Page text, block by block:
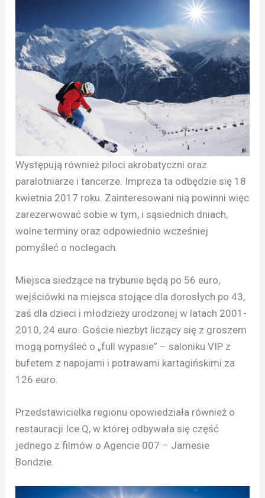
Występują również piloci akrobatyczni oraz
paralotniarze i tancerze. Impreza ta odbędzie się 18
kwietnia 2017 roku. Zainteresowani nią powinni więc
zarezerwować sobie w tym, i sąsiednich dniach,
wolne terminy oraz odpowiednio wcześniej
pomyśleć o noclegach.
Miejsca siedzące na trybunie będą po 56 euro,
wejściówki na miejsca stojące dla dorosłych po 43,
zaś dla dzieci i młodzieży urodzonej w latach 2001-
2010, 24 euro. Goście niezbyt liczący się z groszem
mogą pomyśleć o „full wypasie” – saloniku VIP z
bufetem z napojami i potrawami kartagińskimi za
126 euro.
Przedstawicielka regionu opowiedziała również o
restauracji Ice Q, w której odbywała się część
jednego z filmów o Agencie 007 – Jamesie
Bondzie.